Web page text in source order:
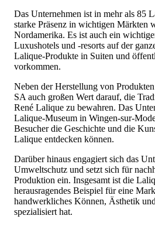
Das Unternehmen ist in mehr als 85
starke Präsenz in wichtigen Märkten
Nordamerika. Es ist auch ein
Luxushotels und -resorts auf der
Lalique-Produkte in Suiten und
vorkommen.
Neben der Herstellung von
SA auch großen Wert darauf, die
René Lalique zu bewahren. Das
Lalique-Museum in Wingen-sur-
Besucher die Geschichte und die
Lalique entdecken können.
Darüber hinaus engagiert sich das
Umweltschutz und setzt sich für
Produktion ein. Insgesamt ist die
herausragendes Beispiel für eine
handwerkliches Können, Ästhetik
spezialisiert hat.